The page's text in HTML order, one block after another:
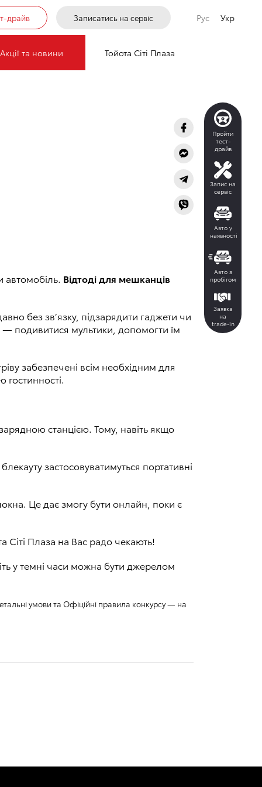
драйв Записатись на сервіс Рус Укр
Акції та новини Тойота Сіті Плаза
Пройти
тест-
драйв
Запис на
сервіс
Авто у
наявності
Авто з
пробігом
Заявка
на
trade-in
автомобіль. Відтоді для мешканців
без зв’язку, підзарядити гаджети чи
подивитися мультики, допомогти їм
забезпечені всім необхідним для
станцією. Тому, навіть якщо
застосовуватимуться портативні
Це дає змогу бути онлайн, поки є
Сіті Плаза на Вас радо чекають!
у темні часи можна бути джерелом
умови та Офіційні правила конкурсу — на